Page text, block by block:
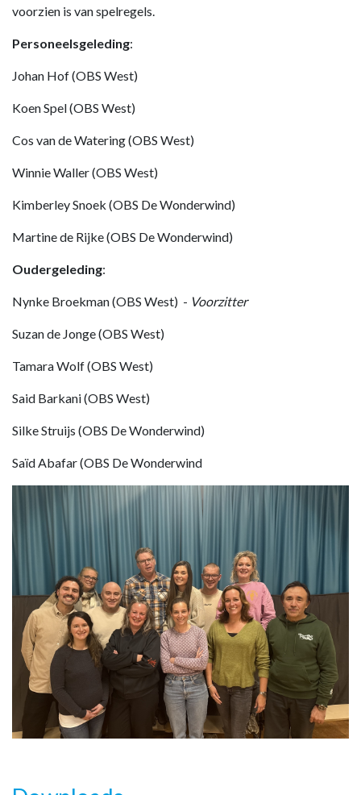
voorzien is van spelregels.
Personeelsgeleding:
Johan Hof (OBS West)
Koen Spel (OBS West)
Cos van de Watering (OBS West)
Winnie Waller (OBS West)
Kimberley Snoek (OBS De Wonderwind)
Martine de Rijke (OBS De Wonderwind)
Oudergeleding:
Nynke Broekman (OBS West) - Voorzitter
Suzan de Jonge (OBS West)
Tamara Wolf (OBS West)
Said Barkani (OBS West)
Silke Struijs (OBS De Wonderwind)
Saïd Abafar (OBS De Wonderwind